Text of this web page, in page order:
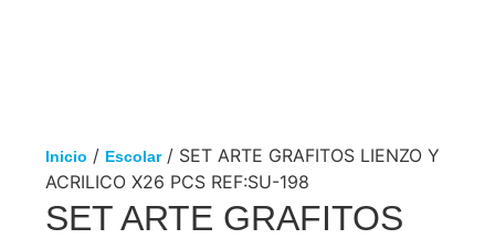
Inicio / Escolar/ SET ARTE GRAFITOS LIENZO Y
ACRILICO X26 PCS REF:SU-198
SET ARTE GRAFITOS